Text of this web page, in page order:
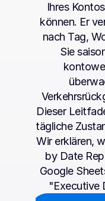
Ihres
können. Er
nach Tag,
Sie
Dieser
tägliche
Wir erklären,
by Date
Google
"Executive